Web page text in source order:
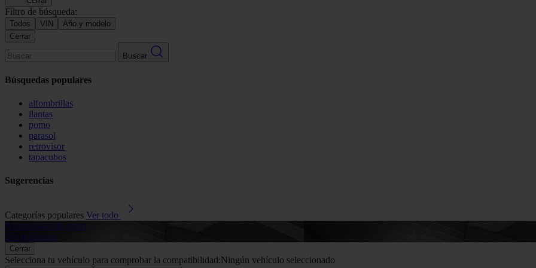
Filtro de búsqueda:
Todos VIN
Año y modelo
Cerrar
Buscar
Búsquedas populares
alfombrillas
llantas
pomo
parasol
retrovisor
tapacubos
Sugerencias
Categorías populares Ver todo
Alfombrillas de goma
Ver productos
Cerrar
Selecciona tu vehículo para comprobar la compatibilidad:Ningún vehículo seleccionado